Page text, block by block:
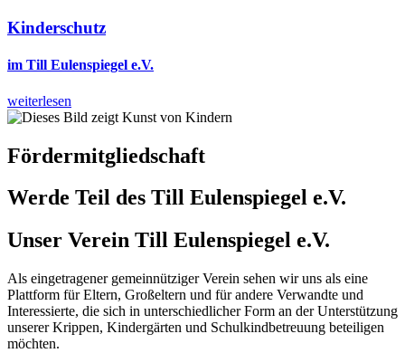
Kinderschutz
im Till Eulenspiegel e.V.
weiterlesen
Fördermitgliedschaft
Werde Teil des Till Eulenspiegel e.V.
Unser Verein Till Eulenspiegel e.V.
Als eingetragener gemeinnütziger Verein sehen wir uns als eine
Plattform für Eltern, Großeltern und für andere Verwandte und
Interessierte, die sich in unterschiedlicher Form an der Unter­stützung
unserer Krippen, Kinder­gärten und Schul­kind­betreuung beteiligen
möchten.